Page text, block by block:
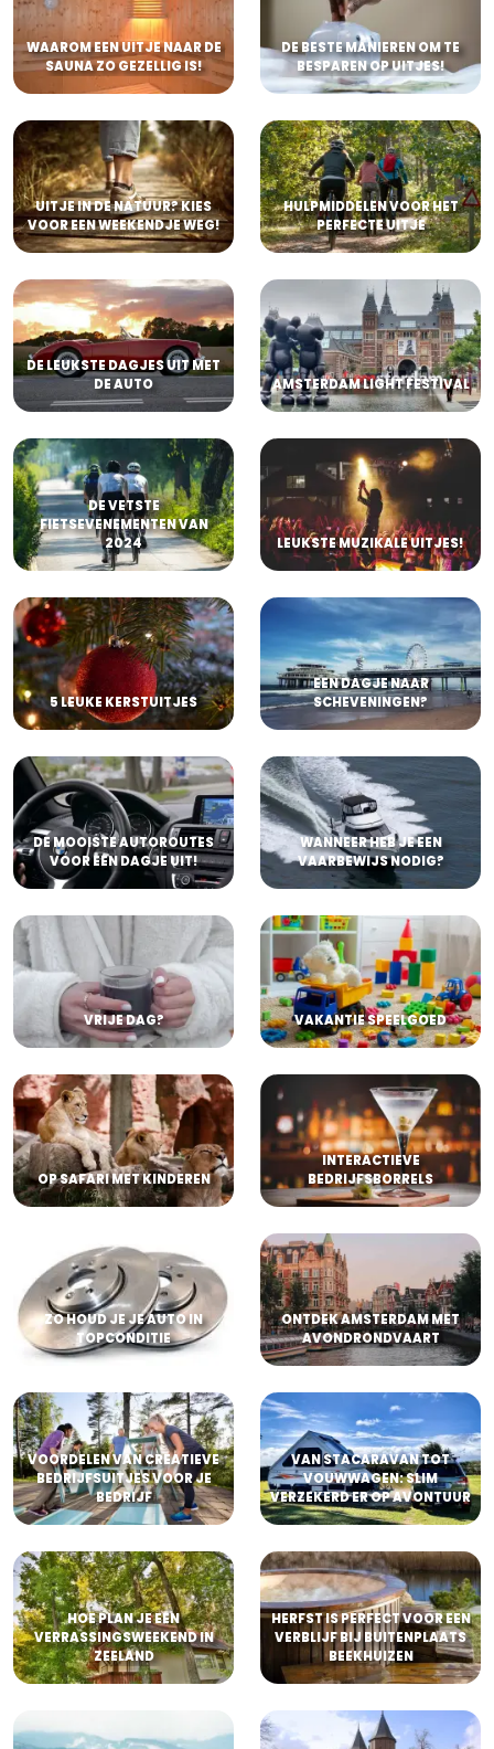
WAAROM EEN UITJE NAAR DE
SAUNA ZO GEZELLIG IS!
DE BESTE MANIEREN OM TE
BESPAREN OP UITJES!
UITJE IN DE NATUUR? KIES
VOOR EEN WEEKENDJE WEG!
HULPMIDDELEN VOOR HET
PERFECTE UITJE
DE LEUKSTE DAGJES UIT MET
DE AUTO
AMSTERDAM LIGHT FESTIVAL
DE VETSTE
FIETSEVENEMENTEN VAN
2024
LEUKSTE MUZIKALE UITJES!
5 LEUKE KERSTUITJES
EEN DAGJE NAAR
SCHEVENINGEN?
DE MOOISTE AUTOROUTES
VOOR EEN DAGJE UIT!
WANNEER HEB JE EEN
VAARBEWIJS NODIG?
VRIJE DAG? VAKANTIE SPEELGOED
OP SAFARI MET KINDEREN
INTERACTIEVE
BEDRIJFSBORRELS
ZO HOUD JE JE AUTO IN
TOPCONDITIE
ONTDEK AMSTERDAM MET
AVONDRONDVAART
VOORDELEN VAN CREATIEVE
BEDRIJFSUITJES VOOR JE
BEDRIJF
VAN STACARAVAN TOT
VOUWWAGEN: SLIM
VERZEKERD ER OP AVONTUUR
HOE PLAN JE EEN
VERRASSINGSWEEKEND IN
ZEELAND
HERFST IS PERFECT VOOR EEN
VERBLIJF BIJ BUITENPLAATS
BEEKHUIZEN